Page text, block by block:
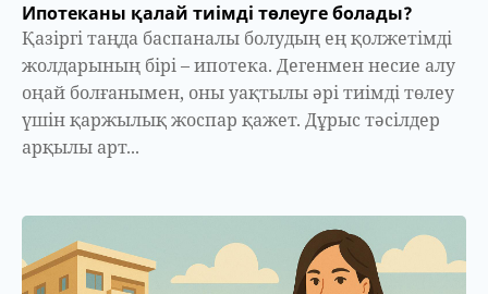
Ипотеканы қалай тиімді төлеуге болады?
Қазіргі таңда баспаналы болудың ең қолжетімді
жолдарының бірі – ипотека. Дегенмен несие алу
оңай болғанымен, оны уақтылы әрі тиімді төлеу
үшін қаржылық жоспар қажет. Дұрыс тәсілдер
арқылы арт...